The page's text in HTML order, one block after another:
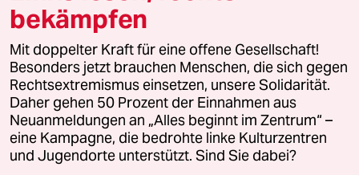
© 2026 taz Verlags und Vertriebs GmbH
Alle Rechte vorbehalten. Bei rechtlichen Fragen oder für Genehmigungen
wenden Sie sich bitte an
lizenzen@taz.de
Feedback Redaktionsstatut Kommune-Richtlinien
Leitlinie Informant Datenschutz Impressum AGB
bekämpfen
Mit doppelter Kraft für eine offene Gesellschaft!
Besonders jetzt brauchen Menschen, die sich gegen
Rechtsextremismus einsetzen, unsere Solidarität.
Daher gehen 50 Prozent der Einnahmen aus
Neuanmeldungen an „Alles beginnt im Zentrum“ –
eine Kampagne, die bedrohte linke Kulturzentren
und Jugendorte unterstützt. Sind Sie dabei?